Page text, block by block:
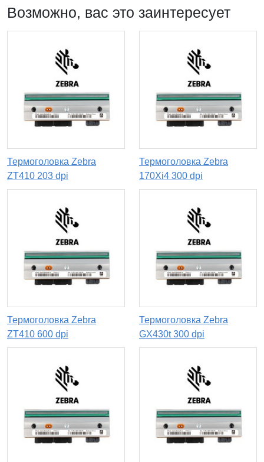
Возможно, вас это заинтересует
Термоголовка Zebra
ZT410 203 dpi
Термоголовка Zebra
170Xi4 300 dpi
Термоголовка Zebra
ZT410 600 dpi
Термоголовка Zebra
GX430t 300 dpi